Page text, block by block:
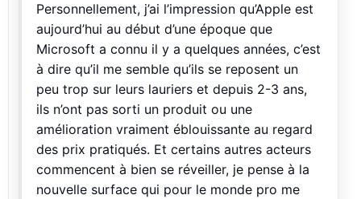
Personnellement, j’ai l’impression qu’Apple est
aujourd’hui au début d’une époque que
Microsoft a connu il y a quelques années, c’est
à dire qu’il me semble qu’ils se reposent un
peu trop sur leurs lauriers et depuis 2-3 ans,
ils n’ont pas sorti un produit ou une
amélioration vraiment éblouissante au regard
des prix pratiqués. Et certains autres acteurs
commencent à bien se réveiller, je pense à la
nouvelle surface qui pour le monde pro me